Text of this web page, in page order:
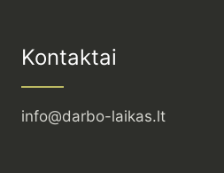
Kontaktai
info@darbo-laikas.lt